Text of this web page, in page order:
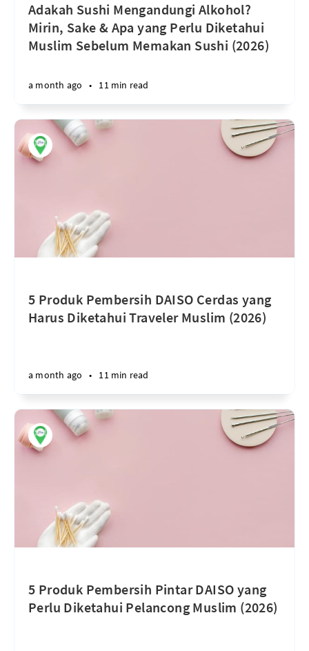
Adakah Sushi Mengandungi Alkohol?
Mirin, Sake & Apa yang Perlu Diketahui
Muslim Sebelum Memakan Sushi (2026)
a month ago • 11 min read
5 Produk Pembersih DAISO Cerdas yang
Harus Diketahui Traveler Muslim (2026)
a month ago • 11 min read
5 Produk Pembersih Pintar DAISO yang
Perlu Diketahui Pelancong Muslim (2026)